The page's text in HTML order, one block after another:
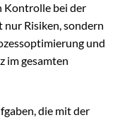
Kontrolle bei der
Risiken, sondern
und
im gesamten
die mit der